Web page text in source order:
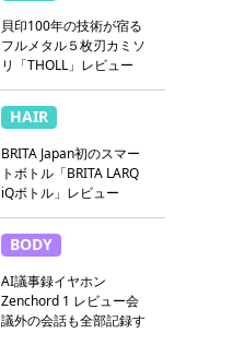
貝印100年の技術が宿る
フルメタル５枚刃カミソ
リ「THOLL」レビュー
HAIR
BRITA Japan初のスマー
トボトル「BRITA LARQ
iQボトル」レビュー
BODY
AI議事録イヤホン
Zenchord 1 レビュー会
議外の会話も全部記録す